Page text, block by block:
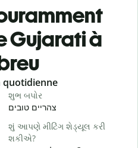
Gujarati à
quotidienne
શુભ બપોર
צהריים טובים
શું આપણે મીટિંગ શેડ્યૂલ કરી
શકીએ?